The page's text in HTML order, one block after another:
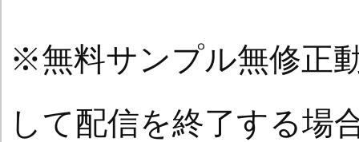
※無料サンプル無修正
して配信を終了する場